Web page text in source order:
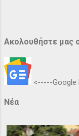
Ακολουθήστε μας
<-----Google
Νέα